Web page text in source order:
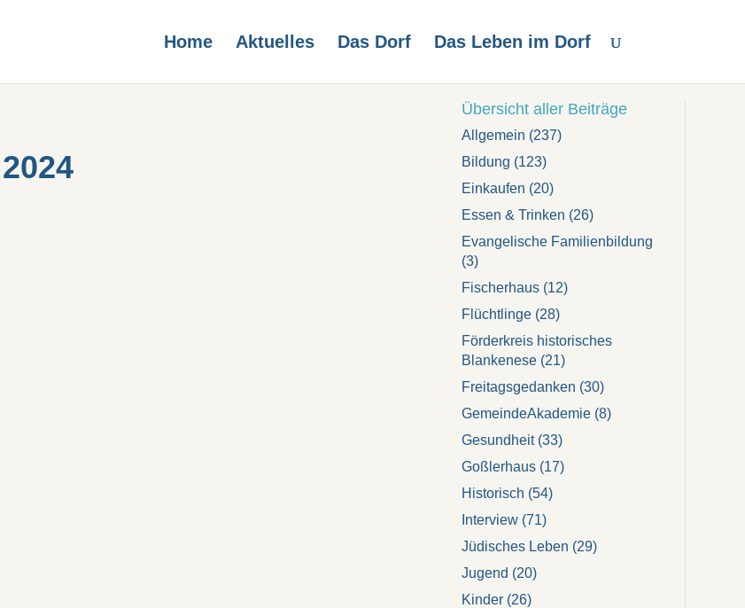
Home Aktuelles Das Dorf Das Leben im Dorf
Übersicht aller Beiträge
Allgemein (237)
Bildung (123)
Einkaufen (20)
Essen & Trinken (26)
Evangelische Familienbildung
(3)
Fischerhaus (12)
Flüchtlinge (28)
Förderkreis historisches
Blankenese (21)
Freitagsgedanken (30)
GemeindeAkademie (8)
Gesundheit(33)
Goßlerhaus (17)
Historisch (54)
Interview (71)
Jüdisches Leben (29)
Jugend (20)
Kinder (26)